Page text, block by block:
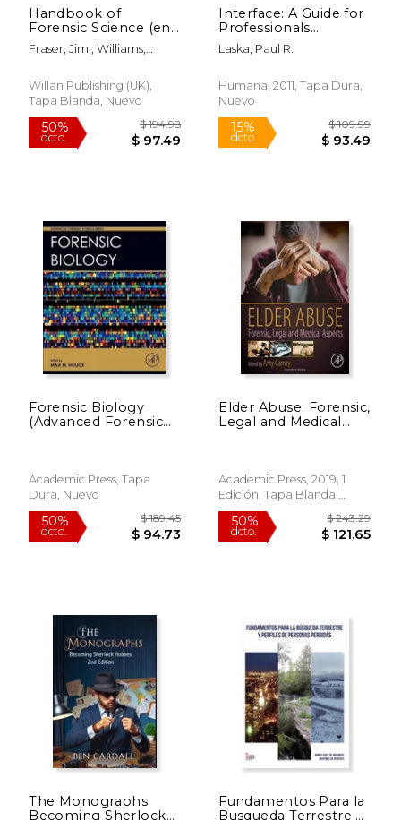
15%
dcto.
50%
dcto.
50%
dcto.
$ 438.99
$ 219.49
50%
dcto.
Handbook of
Forensic Science (en
Inglés)
Fraser, Jim ; Williams,
Willan Publishing (UK),
Tapa Blanda, Nuevo
Interface: A Guide for
Professionals
Supporting the
Criminal Justice
Laska, Paul R.
Humana, 2011, Tapa Dura,
Nuevo
Forensic Biology
(Advanced Forensic
Academic Press, Tapa
Dura, Nuevo
Elder Abuse: Forensic,
Legal and Medical
Academic Press, 2019, 1
Edición, Tapa Blanda,
Nuevo
The Monographs:
Becoming Sherlock
Fundamentos Para la
Busqueda Terrestre y